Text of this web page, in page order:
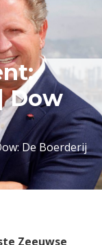
Dow
De Boerderij
Zeeuwse